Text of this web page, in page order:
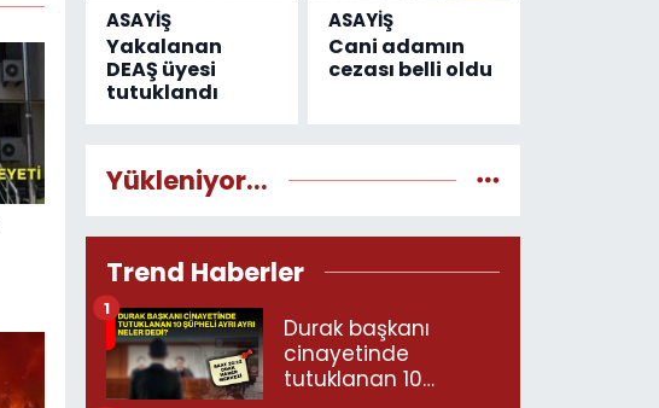
ASAYİŞ
Yakalanan
DEAŞ üyesi
tutuklandı
ASAYİŞ
Cani adamın
cezası belli oldu
Yükleniyor...
Trend Haberler
Durak başkanı
cinayetinde
tutuklanan 10
1